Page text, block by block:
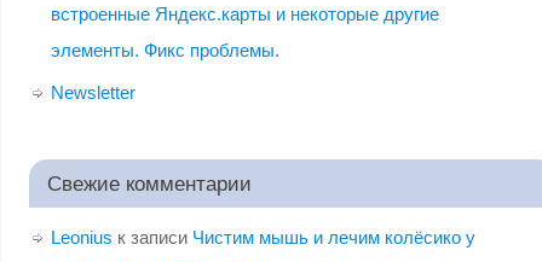
встроенные Яндекс.карты и некоторые другие
элементы. Фикс проблемы.
Newsletter
Свежие комментарии
Leonius к записи Чистим мышь и лечим колёсико у